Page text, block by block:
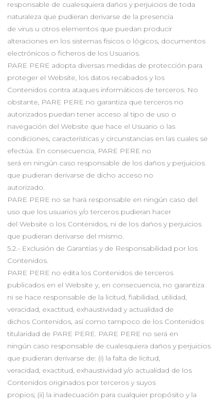
responsable de cualesquiera daños y perjuicios de toda
naturaleza que pudieran derivarse de la presencia
de virus u otros elementos que puedan producir
alteraciones en los sistemas físicos o lógicos, documentos
electrónicos o ficheros de los Usuarios.
PARE PERE adopta diversas medidas de protección para
proteger el Website, los datos recabados y los
Contenidos contra ataques informáticos de terceros. No
obstante, PARE PERE no garantiza que terceros no
autorizados puedan tener acceso al tipo de uso o
navegación del Website que hace el Usuario o las
condiciones, características y circunstancias en las cuales se
efectúa. En consecuencia, PARE PERE no
será en ningún caso responsable de los daños y perjuicios
que pudieran derivarse de dicho acceso no
autorizado.
PARE PERE no se hará responsable en ningún caso del
uso que los usuarios y/o terceros pudieran hacer
del Website o los Contenidos, ni de los daños y perjuicios
que pudieran derivarse del mismo.
5.2.- Exclusión de Garantías y de Responsabilidad por los
Contenidos.
PARE PERE no edita los Contenidos de terceros
publicados en el Website y, en consecuencia, no garantiza
ni se hace responsable de la licitud, fiabilidad, utilidad,
veracidad, exactitud, exhaustividad y actualidad de
dichos Contenidos, así como tampoco de los Contenidos
titularidad de PARE PERE. PARE PERE no será en
ningún caso responsable de cualesquiera daños y perjuicios
que pudieran derivarse de: (i) la falta de licitud,
veracidad, exactitud, exhaustividad y/o actualidad de los
Contenidos originados por terceros y suyos
propios; (ii) la inadecuación para cualquier propósito y la